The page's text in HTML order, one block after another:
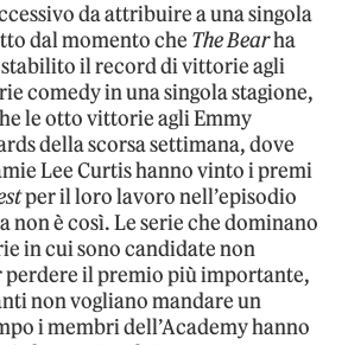
da attribuire a una singola
dal momento che The Bearha
il record di vittorie agli
comedy in una singola stagione,
le otto vittorie agli Emmy
della scorsa settimana, dove
Lee Curtis hanno vinto i premi
per il loro lavoro nell’episodio
non è così. Le serie che dominano
in cui sono candidate non
perdere il premio più importante,
non vogliano mandare un
i membri dell’Academy hanno